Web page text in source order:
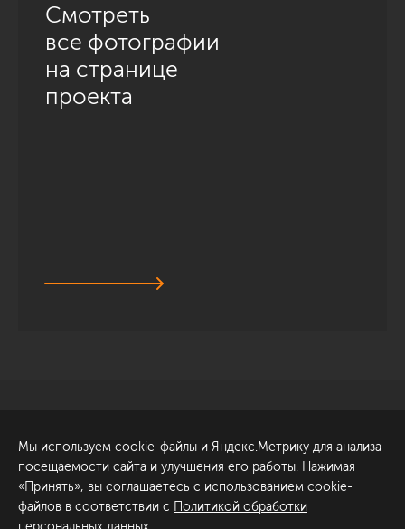
Смотреть
все фотографии
на странице
проекта
Обсудить проект
ул. Академика Павлова, 6
к1
+7 (812) 200-95-55
Мы используем cookie-файлы и Яндекс.Метрику для анализа
посещаемости сайта и улучшения его работы. Нажимая
«Принять», вы соглашаетесь с использованием cookie-
файлов в соответствии с Политикой обработки